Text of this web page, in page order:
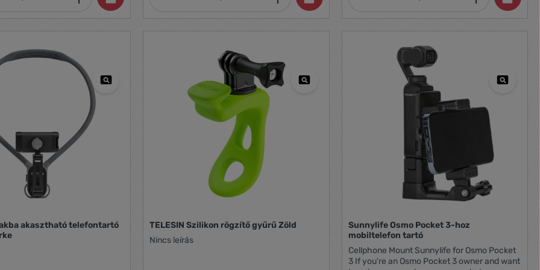
evenly distribute the weight of
putting any strain on
in place. Thanks to the
harness, you can use it with
on the market.
Included: Harness x1 Model PU6002
The selfie stick also comes with detachable
adapters and a 1/4'' screw, making it
GoPro. It is constructed from high-quality
carbon fiber, offering both lightweight and
durable characteristics. Manufacturer
cm / 95 cm / 125 cm / 180 cm / 205 cm /
GoPro Hero 12 / 11 / 10 / 9 / 8, DJI Osmo
Action 3 / 4, Insta360 cameras
akasztható telefontartó
TELESIN Szilikon rögzítő gyűrű Zöld
Nincs leírás
Sunnylife Osmo Pocket 3-hoz
mobiltelefon tartó
Cellphone Mount Sunnylife for Osmo Pocket
3 If you're an Osmo Pocket 3 owner and want